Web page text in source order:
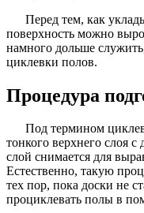
Перед тем, как
поверхность можно
намного дольше
циклевки полов.
Процедура
Под термином
тонкого верхнего слоя
слой снимается для
Естественно, такую
тех пор, пока доски не
проциклевать полы в